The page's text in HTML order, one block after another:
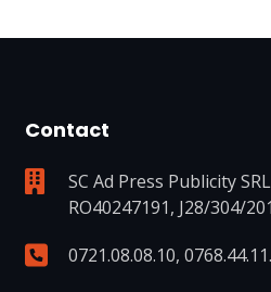
Contact
SC Ad Press Publicity SRL
RO40247191, J28/304/
0721.08.08.10,